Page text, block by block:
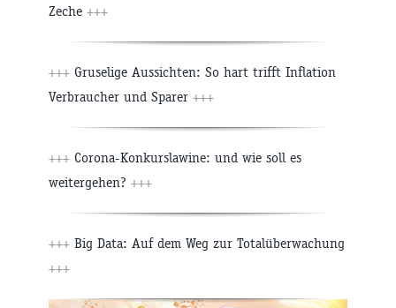
Zeche +++
+++ Gruselige Aussichten: So hart trifft Inflation
Verbraucher und Sparer +++
+++ Corona-Konkurslawine: und wie soll es
weitergehen? +++
+++ Big Data: Auf dem Weg zur Totalüberwachung
+++